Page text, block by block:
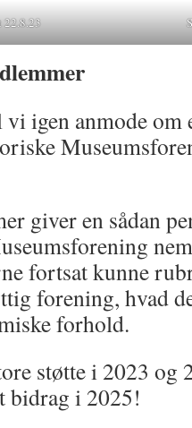
22.8.23
igen anmode om
giver en sådan
fortsat kunne
forening, hvad
forhold.
støtte i 2023 og
bidrag i 2025!